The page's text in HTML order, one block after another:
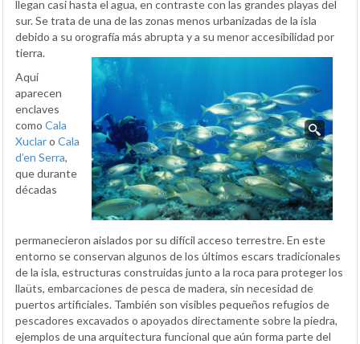
llegan casi hasta el agua, en contraste con las grandes playas del
sur. Se trata de una de las zonas menos urbanizadas de la isla
debido a su orografía más abrupta y a su menor accesibilidad por
tierra.
Aquí
aparecen
enclaves
como Cala
Xuclaro Cala
d’en Serra,
que durante
décadas
permanecieron aislados por su difícil acceso terrestre. En este
entorno se conservan algunos de los últimos escars tradicionales
de la isla, estructuras construidas junto a la roca para proteger los
llaüts, embarcaciones de pesca de madera, sin necesidad de
puertos artificiales. También son visibles pequeños refugios de
pescadores excavados o apoyados directamente sobre la piedra,
ejemplos de una arquitectura funcional que aún forma parte del